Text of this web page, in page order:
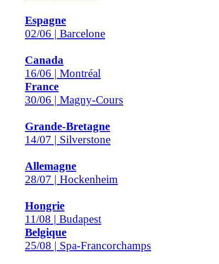
Espagne
02/06 | Barcelone
Canada
16/06 | Montréal
France
30/06 | Magny-Cours
Grande-Bretagne
14/07 | Silverstone
Allemagne
28/07 | Hockenheim
Hongrie
11/08 | Budapest
Belgique
25/08 | Spa-Francorchamps